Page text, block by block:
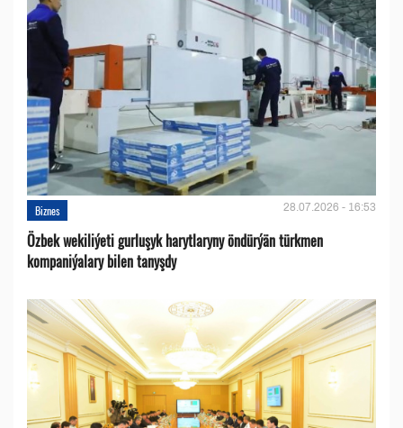
Biznes 28.07.2026 - 16:53
Özbek wekiliýeti gurluşyk harytlaryny öndürýän türkmen
kompaniýalary bilen tanyşdy